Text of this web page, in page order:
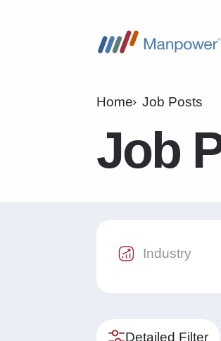
Home Job Posts
Job
Industry Select
Detailed Filter